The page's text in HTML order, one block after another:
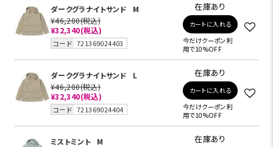
ダークグラナイトサンド
M
¥46,200(税込)
¥32,340(税込)
コード 721369024403
在庫あり
カートに入れる
今だけクーポン利
用で10%OFF
ダークグラナイトサンド
L
¥46,200(税込)
¥32,340(税込)
コード 721369024404
在庫あり
カートに入れる
今だけクーポン利
用で10%OFF
ミストミント
M
在庫あり